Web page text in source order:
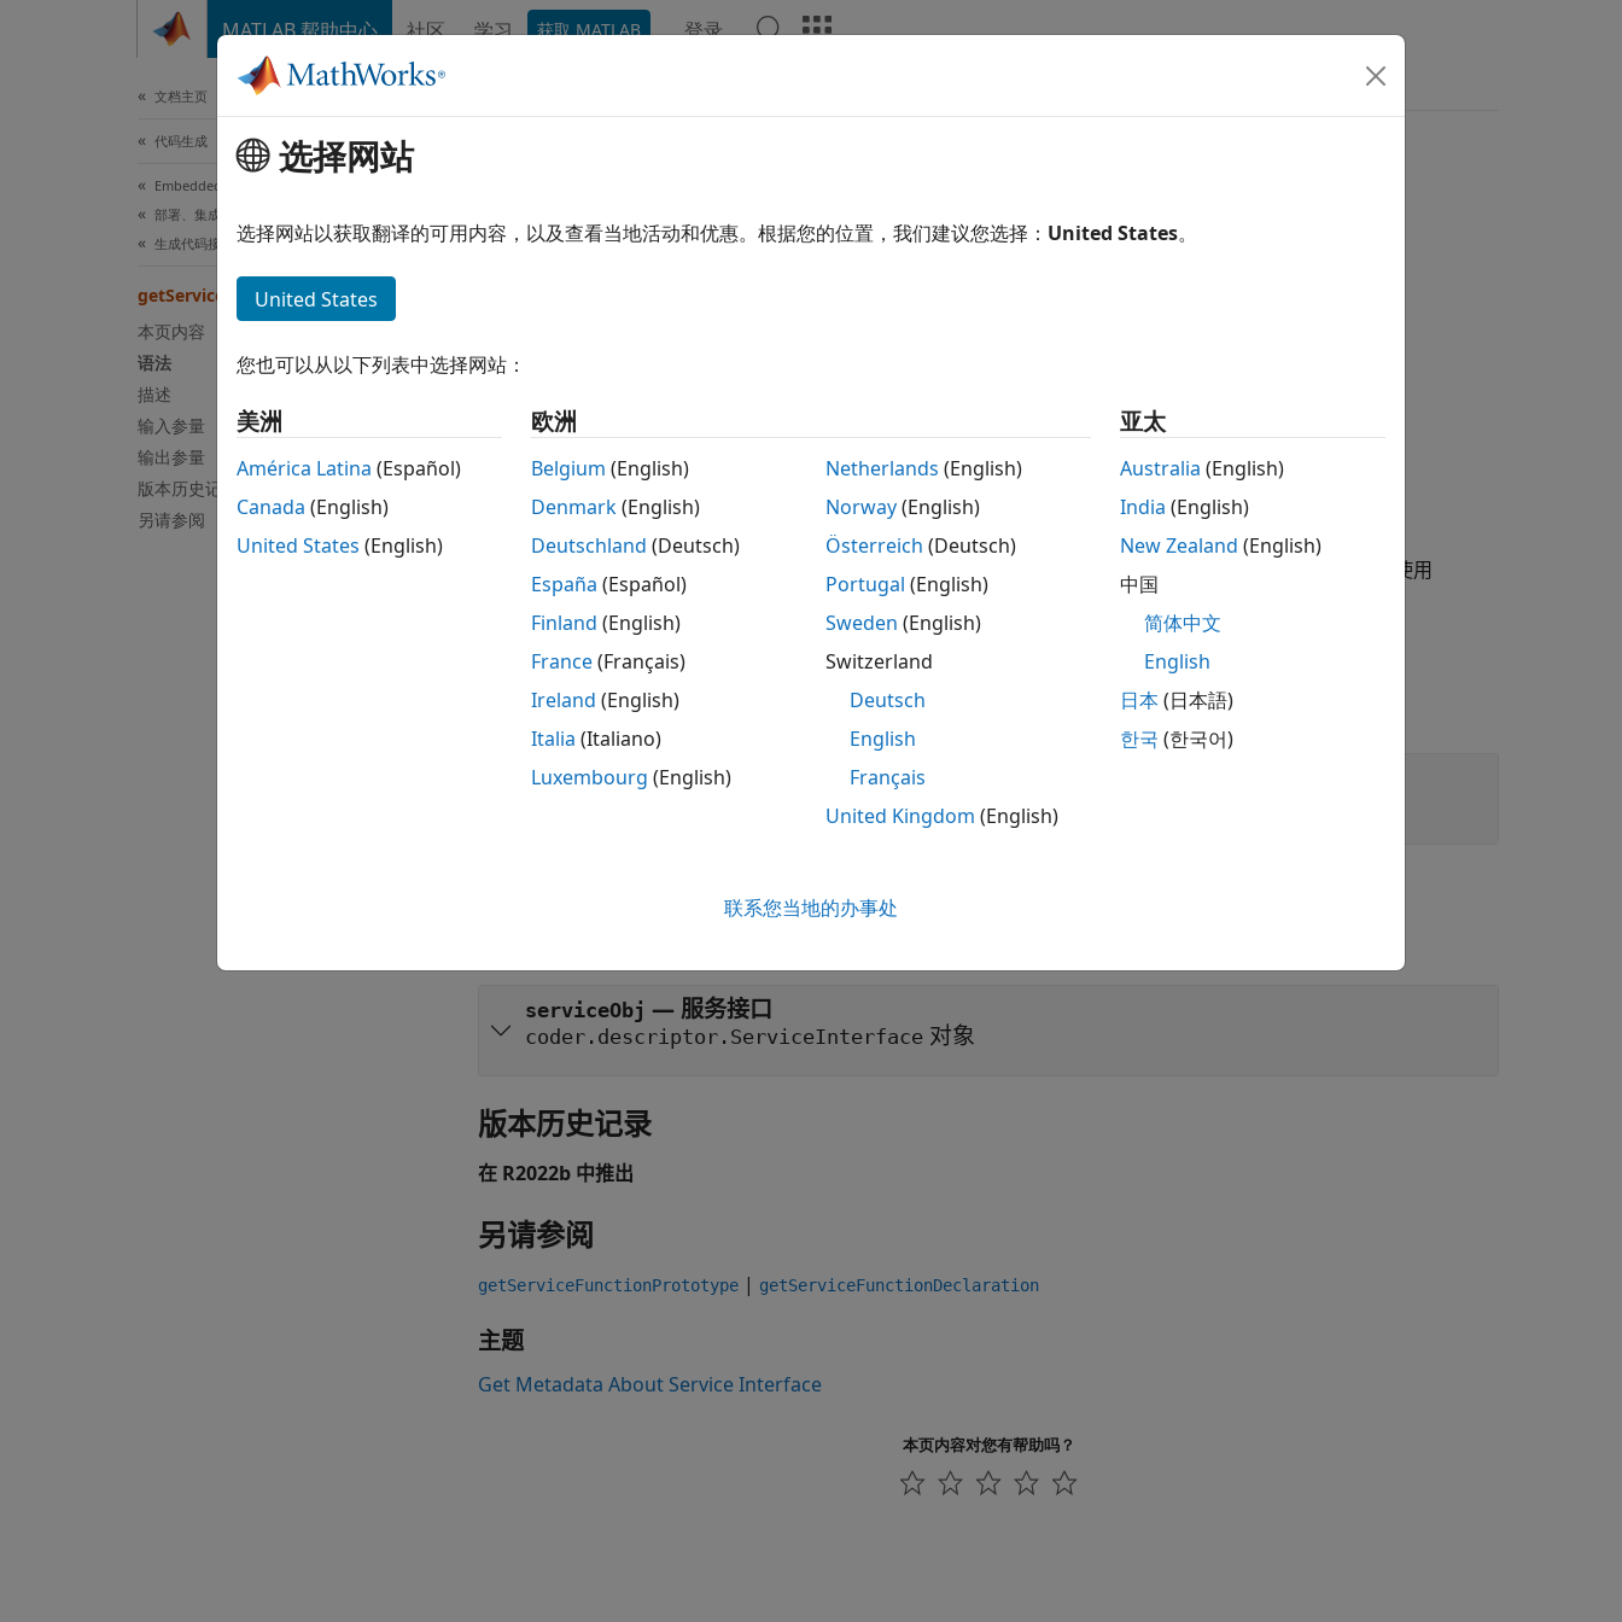
MATLAB 帮助中心 社区 学习 获取 MATLAB 登录
文档主页
代码生成
Embedded Coder
部署、集成和支持的硬件
生成代码接口
getServices
本页内容
语法
描述
输入参量
输出参量
版本历史记录
另请参阅
类: coder.codedescriptor.CodeDescriptor
全页展开
语法
serviceObj = getServices(codeDescObj)
说明
coder.descriptor.ServiceInterface 对象的服务接口。使用
coder.descriptor.ServiceInterface 对象调用关联的方法，这些方法检索有关指定服务函数的元数据。
输入参数
全部展开
codeDescObj—代码描述符
coder.codedescriptor.CodeDescriptor 对象
serviceObj — 服务接口
coder.descriptor.ServiceInterface 对象
版本历史记录
在 R2022b 中推出
另请参阅
getServiceFunctionPrototype | getServiceFunctionDeclaration
主题
Get Metadata About Service Interface
本页内容对您有帮助吗？
选择网站
选择网站以获取翻译的可用内容，以及查看当地活动和优惠。根据您的位置，我们建议您选择： United States。
United States
您也可以从以下列表中选择网站：
美洲
América Latina (Español)
Canada (English)
United States (English)
欧洲
Belgium (English)
Denmark(English)
Deutschland (Deutsch)
España (Español)
Finland (English)
France(Français)
Ireland (English)
Italia (Italiano)
Luxembourg (English)
Netherlands (English)
Norway(English)
Österreich (Deutsch)
Portugal (English)
Sweden (English)
Switzerland
Deutsch
English
Français
United Kingdom (English)
亚太
Australia (English)
India (English)
New Zealand (English)
中国
简体中文
English
日本(日本語)
한국 (한국어)
联系您当地的办事处